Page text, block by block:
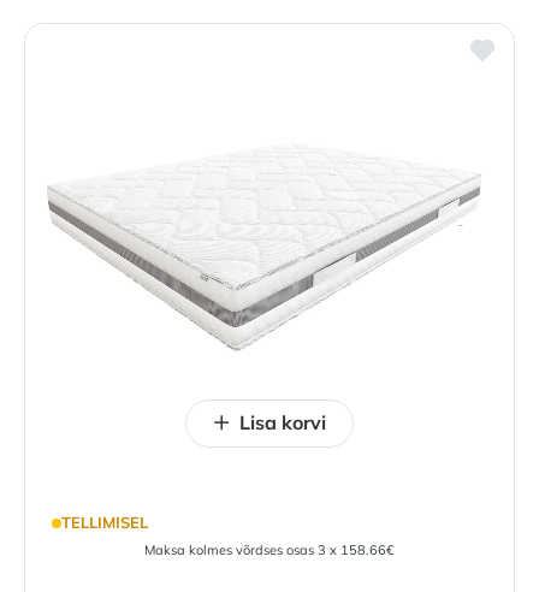
TELLIMISEL
Maksa kolmes võrdses osas 3 x 158.66€
Lisa korvi